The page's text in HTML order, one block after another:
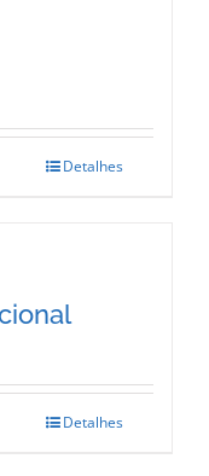
Detalhes
Detalhes